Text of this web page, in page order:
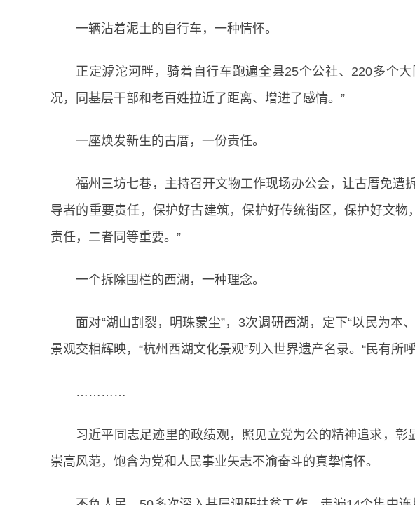
一辆沾着泥土的自行车，一种情怀。
正定滹沱河畔，骑着自行车跑遍全县25个公社、220多个
况，同基层干部和老百姓拉近了距离、增进了感情。”
一座焕发新生的古厝，一份责任。
福州三坊七巷，主持召开文物工作现场办公会，让古厝免遭
导者的重要责任，保护好古建筑，保护好传统街区，保护好文
责任，二者同等重要。”
一个拆除围栏的西湖，一种理念。
面对“湖山割裂，明珠蒙尘”，3次调研西湖，定下“以民为本
景观交相辉映，“杭州西湖文化景观”列入世界遗产名录。“民有所
…………
习近平同志足迹里的政绩观，照见立党为公的精神追求，
崇高风范，饱含为党和人民事业矢志不渝奋斗的真挚情怀。